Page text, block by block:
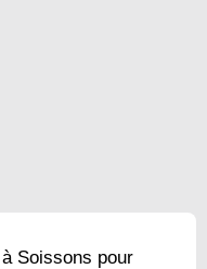
Soissons pour